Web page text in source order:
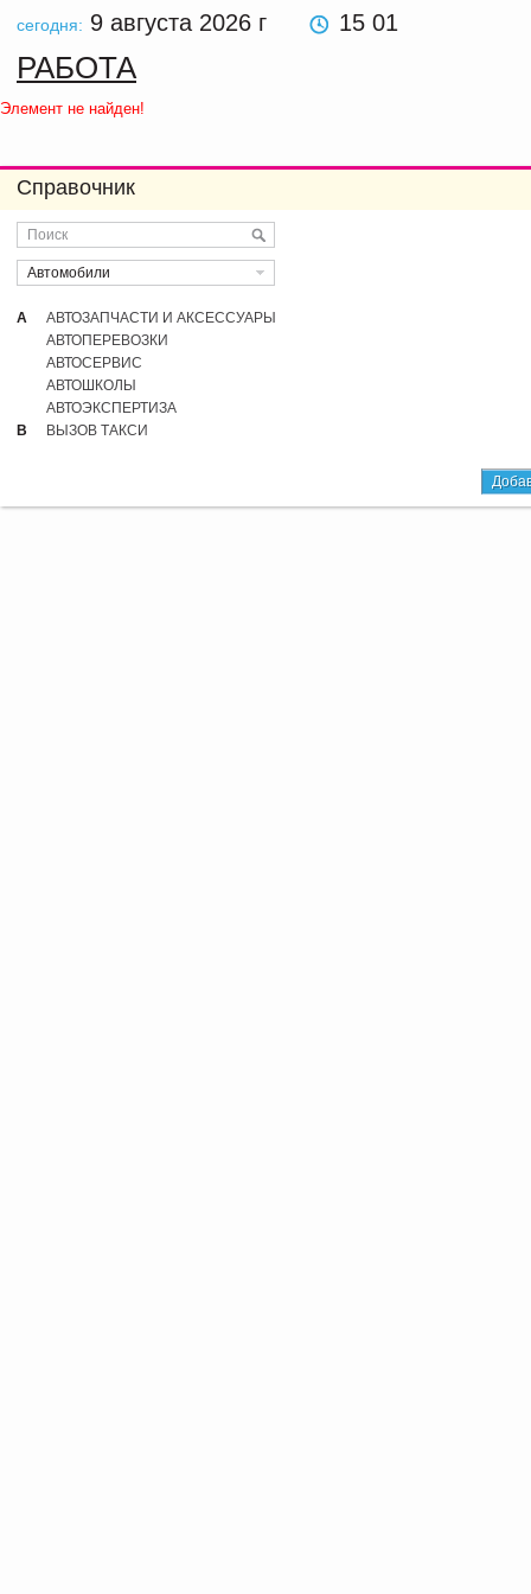
сегодня: 9 августа 2026 г 15 01
РАБОТА
Элемент не найден!
Справочник
Автомобили
А
АВТОЗАПЧАСТИ И АКСЕССУАРЫ
АВТОПЕРЕВОЗКИ
АВТОСЕРВИС
АВТОШКОЛЫ
АВТОЭКСПЕРТИЗА
В
ВЫЗОВ ТАКСИ